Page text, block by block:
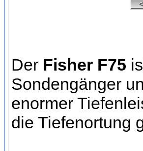
Der Fisher F75
Sondengänger
enormer
die Tiefenortung